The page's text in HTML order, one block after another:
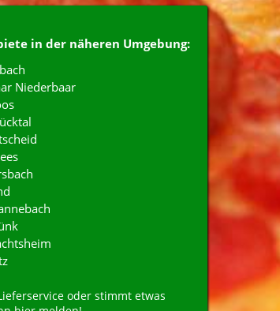
in der näheren Umgebung:
Niederbaar
oder stimmt etwas